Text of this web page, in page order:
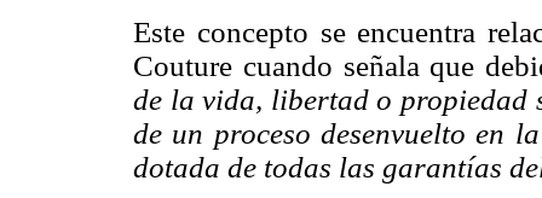
Este concepto se encuentra
Couture cuando señala que
de la vida, libertad o
de un proceso desenvuelto en
dotada de todas las garantías